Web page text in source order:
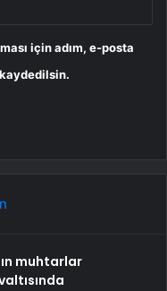
için adım, e-posta
muhtarlar